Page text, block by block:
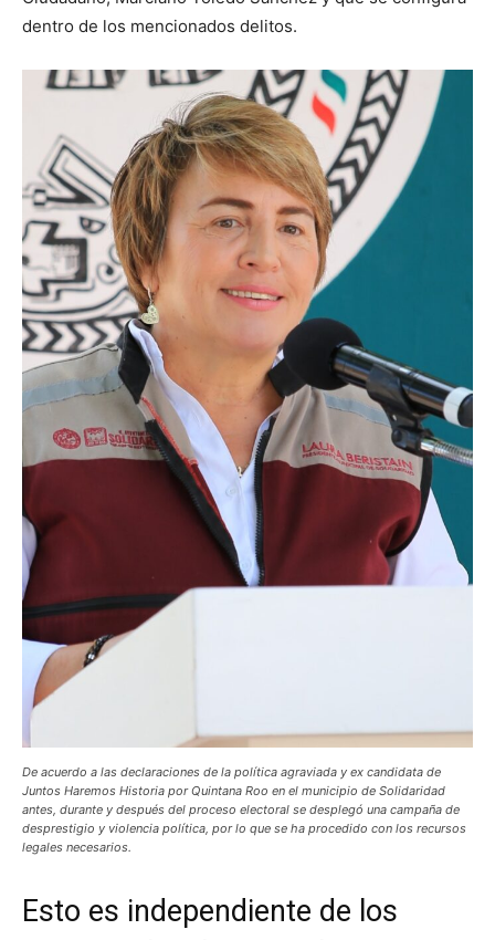
dentro de los mencionados delitos.
De acuerdo a las declaraciones de la política agraviada y ex candidata de
Juntos Haremos Historia por Quintana Roo en el municipio de Solidaridad
antes, durante y después del proceso electoral se desplegó una campaña de
desprestigio y violencia política, por lo que se ha procedido con los recursos
legales necesarios.
Esto es independiente de los